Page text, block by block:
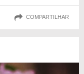
COMPARTILHAR